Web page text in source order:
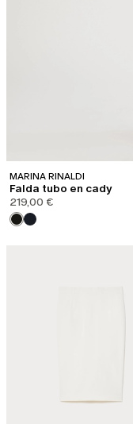
MARINA RINALDI
Falda tubo en cady
219,00 €